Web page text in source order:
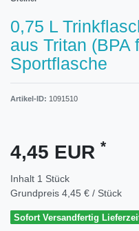
0,75 L
aus Tritan (BPA
Sportflasche
Artikel-ID: 1091510
4,45 EUR *
Inhalt 1 Stück
Grundpreis 4,45 € / Stück
Sofort Versandfertig